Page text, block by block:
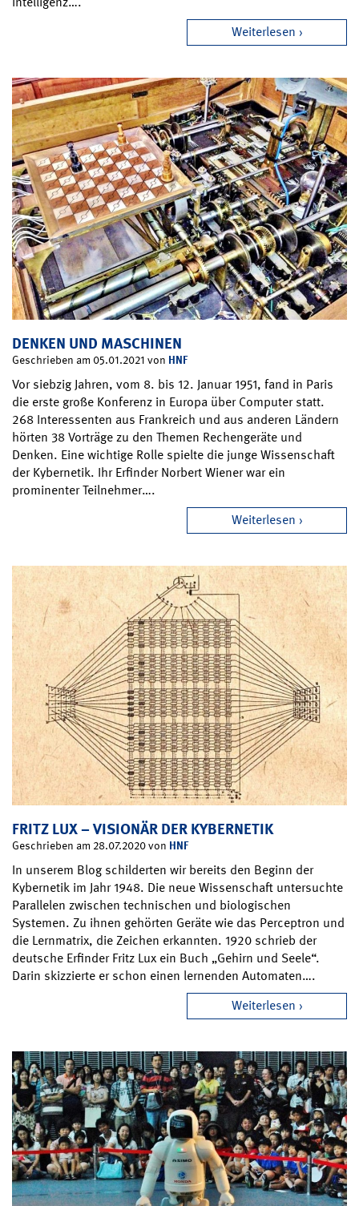
Weiterlesen
DENKEN UND MASCHINEN
Geschrieben am 05.01.2021 von HNF
Vor siebzig Jahren, vom 8. bis 12. Januar 1951, fand in Paris
die erste große Konferenz in Europa über Computer statt.
268 Interessenten aus Frankreich und aus anderen Ländern
hörten 38 Vorträge zu den Themen Rechengeräte und
Denken. Eine wichtige Rolle spielte die junge Wissenschaft
der Kybernetik. Ihr Erfinder Norbert Wiener war ein
prominenter Teilnehmer….
Weiterlesen
FRITZ LUX – VISIONÄR DER KYBERNETIK
Geschrieben am 28.07.2020 von HNF
In unserem Blog schilderten wir bereits den Beginn der
Kybernetik im Jahr 1948. Die neue Wissenschaft untersuchte
Parallelen zwischen technischen und biologischen
Systemen. Zu ihnen gehörten Geräte wie das Perceptron und
die Lernmatrix, die Zeichen erkannten. 1920 schrieb der
deutsche Erfinder Fritz Lux ein Buch „Gehirn und Seele“.
Darin skizzierte er schon einen lernenden Automaten….
Weiterlesen